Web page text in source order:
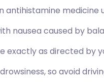
über WhatsApp
🇸🇦 عربي 🇸🇪
antihistamine
nausea caused by
exactly as directed by
so avoid